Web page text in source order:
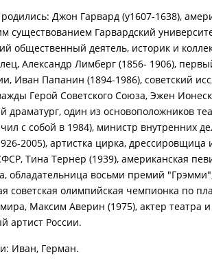
Джон Гарвард (у1607-1638),
существованием Гарвардский
общественный деятель, историк и
Александр Лимберг (1856- 1906),
Иван Папанин (1894-1986), советский
Герой Советского Союза, Эжен
драматург, один из основоположников
с собой в 1984), министр внутренних
2005), артистка цирка, дрессировщица
Тина Тернер (1939), американская
обладательница восьми премий
советская олимпийская чемпионка по
Максим Аверин (1975), актер театра
артист России.
Иван, Герман.